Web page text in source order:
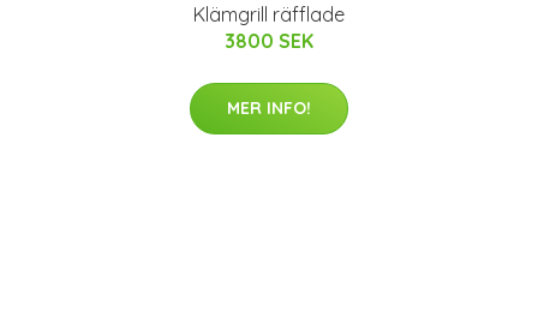
Klämgrill räfflade
3800 SEK
MER INFO!